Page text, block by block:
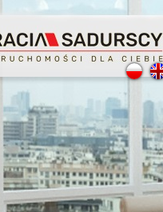
Profesjonalne